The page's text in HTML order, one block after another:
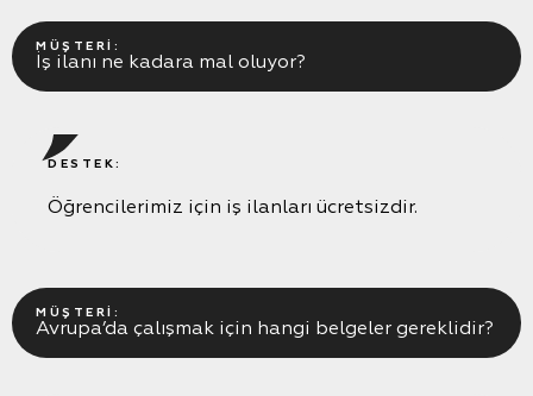
MÜŞTERI:
İş ilanı ne kadara mal oluyor?
DESTEK:
Öğrencilerimiz için iş ilanları ücretsizdir.
MÜŞTERI:
Avrupa’da çalışmak için hangi belgeler gereklidir?